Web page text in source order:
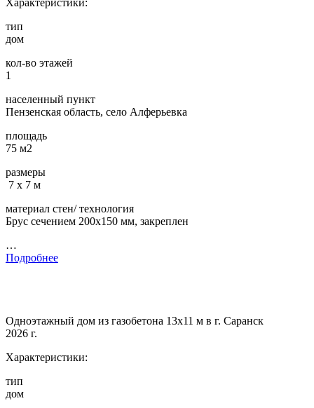
Характеристики:
тип
дом
кол-во этажей
1
населенный пункт
Пензенская область, село Алферьевка
площадь
75 м2
размеры
7 х 7 м
материал стен/ технология
Брус сечением 200х150 мм, закреплен
…
Подробнее
Одноэтажный дом из газобетона 13х11 м в г. Саранск
2026 г.
Характеристики:
тип
дом